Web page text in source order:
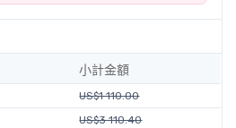
小計金額
US$1 110.00
US$3 110.40